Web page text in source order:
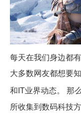
每天在我们身边都
大多数网友都想要
和IT业界动态。 那
所收集到数码科技